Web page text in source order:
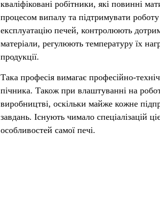
кваліфіковані робітники, які повинні
процесом випалу та підтримувати
експлуатацію печей, контролюють
матеріали, регулюють температуру їх
продукції.
Така професія вимагає професійно-
пічника. Також при влаштуванні на
виробництві, оскільки майже кожне
завдань. Існують чимало спеціалізацій
особливостей самої печі.